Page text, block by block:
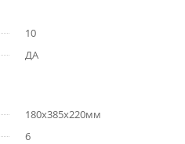
10
ДА
180x385x220мм
6